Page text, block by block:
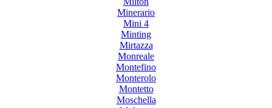
Minerario
Mini 4
Minting
Mirtazza
Monreale
Montefino
Monterolo
Montetto
Moschella